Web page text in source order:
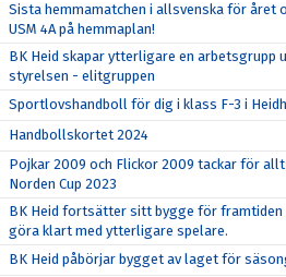
Sista hemmamatchen i allsvenska för året
USM 4A på hemmaplan!
BK Heid skapar ytterligare en arbetsgrupp
styrelsen - elitgruppen
Sportlovshandboll för dig i klass F-3 i
Handbollskortet 2024
Pojkar 2009 och Flickor 2009 tackar för
Norden Cup 2023
BK Heid fortsätter sitt bygge för
göra klart med ytterligare spelare.
BK Heid påbörjar bygget av laget för